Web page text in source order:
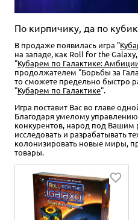
По кирпичику, да по
В продаже появилась игра "
на западе, как Roll for the
"Кубарем по Галактике:
продолжателем "Борьбы за
то сможете предельно быстро
"Кубарем по Галактике".
Игра поставит Вас во главе
Благодаря умелому
конкурентов, народ под Вашим
исследовать и разрабатывать
колонизировать новые миры,
товары.